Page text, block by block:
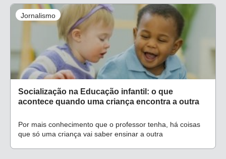
Jornalismo
Socialização na Educação infantil: o que
acontece quando uma criança encontra a outra
Por mais conhecimento que o professor tenha, há coisas
que só uma criança vai saber ensinar a outra